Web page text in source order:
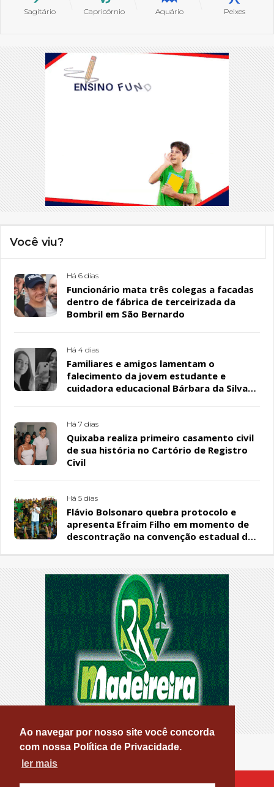
Ao navegar por nosso site você concorda
com nossa Política de Privacidade.
ler mais
Sagitário Capricórnio Aquário Peixes
Você viu?
Há 6 dias
Funcionário mata três colegas a facadas
dentro de fábrica de terceirizada da
Bombril em São Bernardo
Há 4 dias
Familiares e amigos lamentam o
falecimento da jovem estudante e
cuidadora educacional Bárbara da Silva
Há 7 dias
Quixaba realiza primeiro casamento civil
de sua história no Cartório de Registro
Civil
Há 5 dias
Flávio Bolsonaro quebra protocolo e
apresenta Efraim Filho em momento de
descontração na convenção estadual do